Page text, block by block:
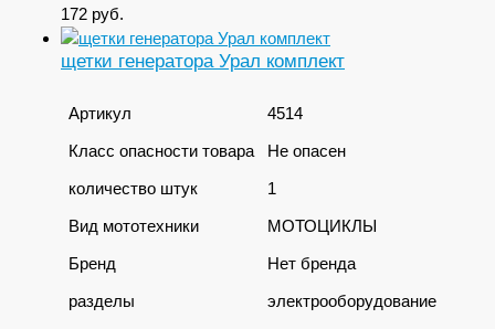
172 руб.
щетки генератора Урал комплект
Артикул
4514
Класс опасности товара
Не опасен
количество штук
1
Вид мототехники
МОТОЦИКЛЫ
Бренд
Нет бренда
разделы
электрооборудование